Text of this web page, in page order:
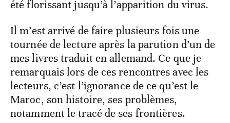
été florissant jusqu’à l’apparition du virus.
Il m’est arrivé de faire plusieurs fois une
tournée de lecture après la parution d’un de
mes livres traduit en allemand. Ce que je
remarquais lors de ces rencontres avec les
lecteurs, c’est l’ignorance de ce qu’est le
Maroc, son histoire, ses problèmes,
notamment le tracé de ses frontières.